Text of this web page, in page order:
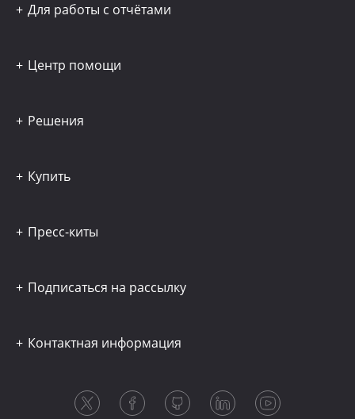
Для работы с отчётами
Центр помощи
Решения
Купить
Пресс-киты
Подписаться на рассылку
Контактная информация